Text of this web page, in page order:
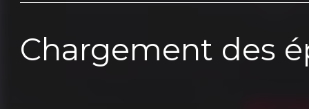
Chargement des